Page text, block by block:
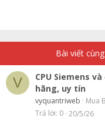
Bài viết
V
CPU Siemens
hãng, uy tín
vyquantriweb
Mua
Trả lời 0 20/5/26